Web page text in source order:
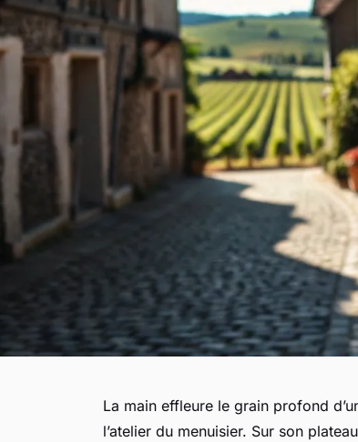
La main effleure le grain profond
l’atelier du menuisier. Sur son